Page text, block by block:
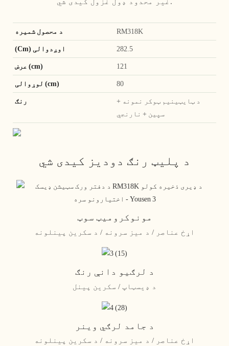
د محصول شمیره RM318K
(Cm) اوږدوالی 282.5
عرض (cm) 121
لوړوالی (cm) 80
رنګ
د ټایټینیم ټوکر نمونه +
سپین + نارنجي
د پلیټ رنګ دودیز کیدی شي
مونوکرومیټ سوټ
اړخ عناصر / د میز سرونه / د سکرین پینلونه
د لرګیو دانې رنګ
د ډیسټاپ / سکرین پینل
د جامد لرګي وینر
اړخ عناصر / د میز سرونه / د سکرین پینلونه